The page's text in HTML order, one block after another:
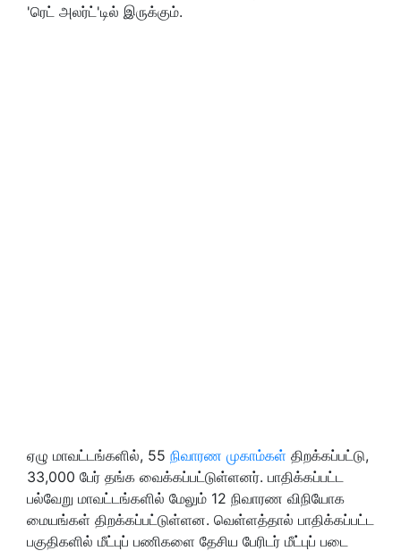
'ரெட் அலர்ட்'டில் இருக்கும்.
ஏழு மாவட்டங்களில், 55 நிவாரண முகாம்கள் திறக்கப்பட்டு,
33,000 பேர் தங்க வைக்கப்பட்டுள்ளனர். பாதிக்கப்பட்ட
பல்வேறு மாவட்டங்களில் மேலும் 12 நிவாரண விநியோக
மையங்கள் திறக்கப்பட்டுள்ளன. வெள்ளத்தால் பாதிக்கப்பட்ட
பகுதிகளில் மீட்புப் பணிகளை தேசிய பேரிடர் மீட்புப் படை